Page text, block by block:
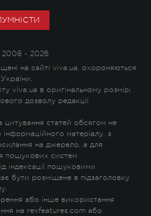
2008 - 2026
на сайті viva.ua, охороняються
viva.ua в оригінальному розмірі
дозволу редакції
цитування статей обсягом не
матеріалу, з
на джерело, а для
пошукових систем
індексації пошуковими
бути розміщене в підзаголовку
або інше використання
на rexfeatures.com або